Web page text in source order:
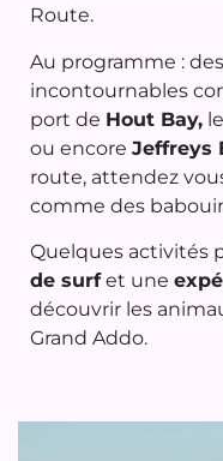
Route.
Au programme :
incontournables
port de Hout Bay,
ou encore Jeffreys
route, attendez
comme des
Quelques activités
de surfet une
découvrir les
Grand Addo.